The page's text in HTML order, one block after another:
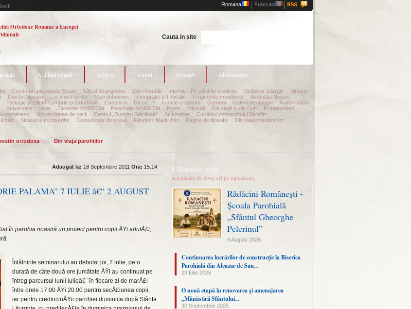
Romana Francais
Ortodoxe Române a Europei
Cauta in site
Ultimul număr Arhiva Autori Contact Abonamente
Cuvântul episcopului Siluan Tâlcul Evangheliei Știri / Noutăți Interviu - Pe cărările credinței Dicționar Liturgic
Sinaxar
Cuvânt filocalic Zis-a un Părinte Mari duhovnici Imnografie și Filocalie Fragmente neodihnite
Asociația Nepsis
Teologie și stiință Istorie și Ortodoxie Canonica De ce...? Icoane ortodoxe Oameni Galerii de imagini
Audio / video
Aniversare Varia Taberele MOREOM Pelerinaje MOREOM Poem Mărturii Din viață și din Duh
In memoriam
românesc Universitatea de vară Centrul „Dumitru Stăniloae” Ati întrebat
Cuvântul mitropolitului Serafim
Sinaxarul închisorilor Comunicate de presă Făuritorii Marii Uniri Pagina de filosofie
Din viața mănăstirilor
ortodoxa Din viața parohiilor
Adaugat la: 18 Septembrie 2011 Ora: 15:14
PALAMA” 7 IULIE â€“ 2 AUGUST
în parohia noastră un proiect pentru copii ÅŸi adulÅ£i,
Întâlnirile seminarului au debutat joi, 7 iulie, pe o
durată de câte două ore jumătate ÅŸi au continuat pe
întreg parcursul lunii iulieâ€¯în fiecare zi de marÅ£i
între orele 17.00 ÅŸi 20.00 pentru secÅ£iunea copii,
iar pentru credincioÅŸii parohiei duminica după Sfânta
Ultimele stiri
actualizate de doua ori pe saptamana
Rădăcini Românești -
Școala Parohială
„Sfântul Gheorghe
Pelerinul”
6 August 2026
Continuarea lucrărilor de construcție la Biserica
Parohială din Alcazar de San...
29 Iulie 2026
O nouă etapă în renovarea și amenajarea
„Mănăstirii Sfântului...
30 Septembrie 2025